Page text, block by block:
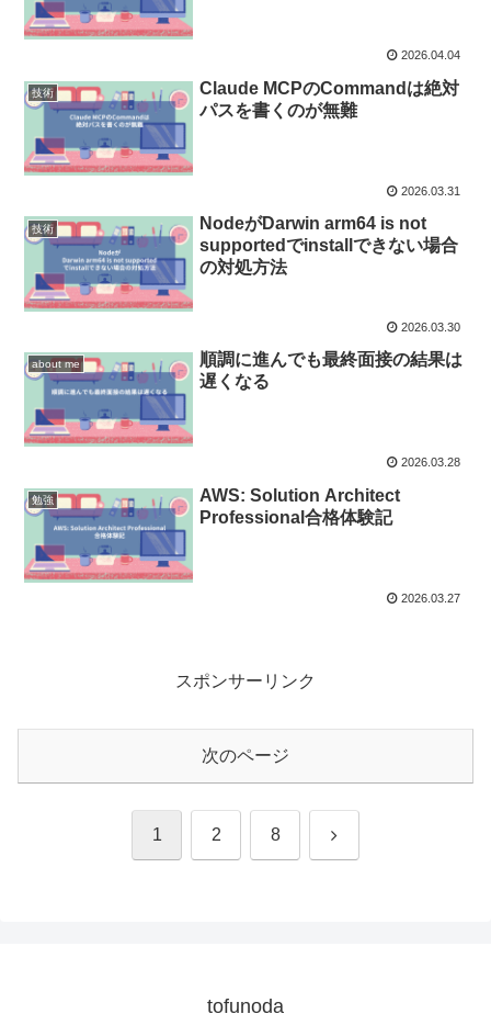
2026.04.04
技術
Claude MCPのCommandは絶対
パスを書くのが無難
2026.03.31
技術
NodeがDarwin arm64 is not
supportedでinstallできない場合
の対処方法
2026.03.30
about me
順調に進んでも最終面接の結果は
遅くなる
2026.03.28
勉強
AWS: Solution Architect
Professional合格体験記
2026.03.27
スポンサーリンク
次のページ
1 2 8 次
tofunoda